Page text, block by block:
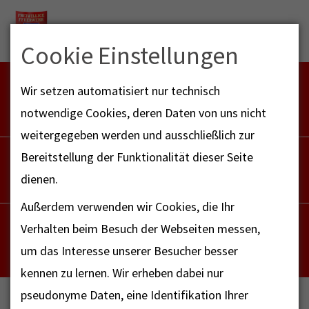
Menu
FEUERWEHR NOTFALL-RETTUNGSDIENST
112
POLIZEI
NOTRUF - FAX FÜR HÖRBEHINDERTE
112
Cookie Einstellungen
Wir setzen automatisiert nur technisch
notwendige Cookies, deren Daten von uns nicht
weitergegeben werden und ausschließlich zur
Bereitstellung der Funktionalität dieser Seite
dienen.
Außerdem verwenden wir Cookies, die Ihr
Verhalten beim Besuch der Webseiten messen,
um das Interesse unserer Besucher besser
kennen zu lernen. Wir erheben dabei nur
pseudonyme Daten, eine Identifikation Ihrer